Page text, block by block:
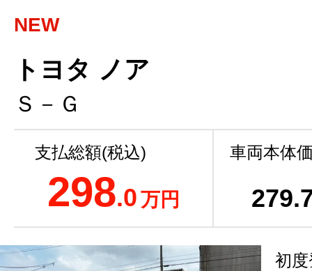
NEW
トヨタ ノア
Ｓ－Ｇ
支払総額(税込)
298.0万円
車両本体
279
初